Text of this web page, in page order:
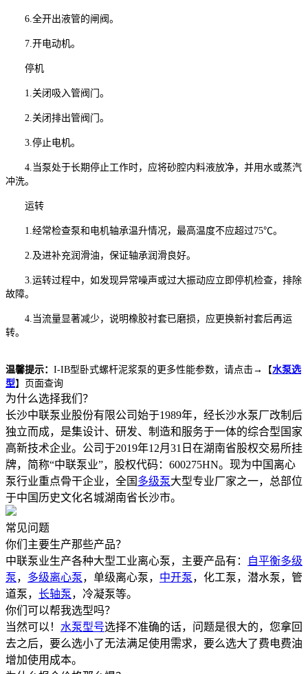
6.全开出液管的闸阀。
7.开电动机。
停机
1.关闭吸入管阀门。
2.关闭排出管阀门。
3.停止电机。
4.当泵处于长期停止工作时，应将砂腔内料液放净，并用水或蒸汽
冲洗。
运转
1.经常检查泵和电机轴承温升情况，最高温度不应超过75℃。
2.及进补充润滑油，保证轴承润滑良好。
3.运转过程中，如发现异常噪声或过大振动应立即停机检查，排除
故障。
4.当流量显著减少，说明橡胶衬套已磨损，应更换新衬套后再运
转。
温馨提示： I-IB型卧式螺杆泥浆泵的更多性能参数，请点击→ 【水泵选
型】 页面查询
为什么选择我们？
长沙中联泵业股份有限公司始于1989年，经长沙水泵厂改制后
独立而成，是集设计、研发、制造和服务于一体的综合型国家
高新技术企业。公司于2019年12月31日在湖南省股权交易所挂
牌，简称“中联泵业”，股权代码：600275HN。现为中国离心
泵行业重点骨干企业，全国 多级泵大型专业厂家之一，总部位
于中国历史文化名城湖南省长沙市。
常见问题
你们主要生产那些产品？
中联泵业生产各种大型工业离心泵，主要产品有：
自平衡多级
泵 ， 多级离心泵 ，单级离心泵， 中开泵 ，化工泵，潜水泵，管
道泵， 长轴泵 ，冷凝泵等。
你们可以帮我选型吗？
当然可以！ 水泵型号选择不准确的话，问题是很大的，您拿回
去之后，要么选小了无法满足使用需求，要么选大了费电费油
增加使用成本。